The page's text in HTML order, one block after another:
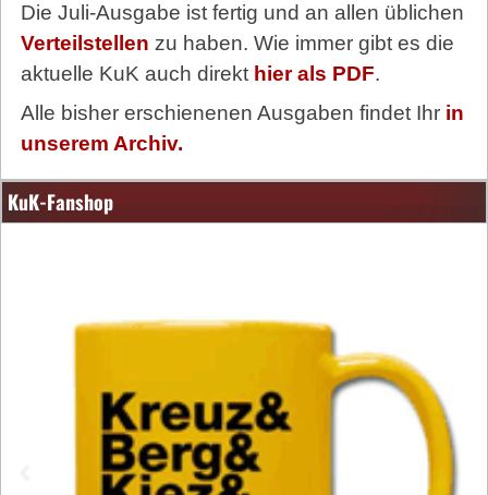
Die Juli-Ausgabe ist fertig und an allen üblichen
Verteilstellen zu haben. Wie immer gibt es die
aktuelle KuK auch direkt hier als PDF.
Alle bisher erschienenen Ausgaben findet Ihr in
unserem Archiv.
KuK-Fanshop